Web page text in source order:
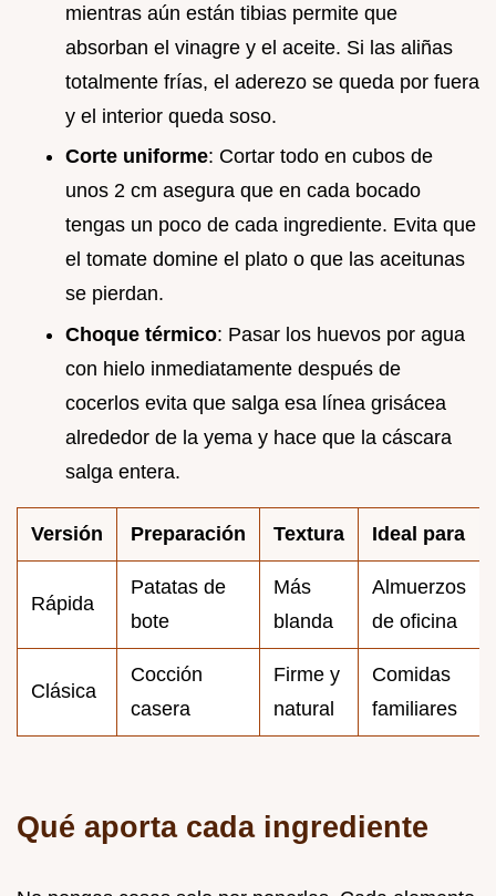
mientras aún están tibias permite que
absorban el vinagre y el aceite. Si las aliñas
totalmente frías, el aderezo se queda por fuera
y el interior queda soso.
Corte uniforme: Cortar todo en cubos de
unos 2 cm asegura que en cada bocado
tengas un poco de cada ingrediente. Evita que
el tomate domine el plato o que las aceitunas
se pierdan.
Choque térmico: Pasar los huevos por agua
con hielo inmediatamente después de
cocerlos evita que salga esa línea grisácea
alrededor de la yema y hace que la cáscara
salga entera.
Versión Preparación Textura Ideal para
Rápida
Patatas de
bote
Más
blanda
Almuerzos
de oficina
Clásica
Cocción
casera
Firme y
natural
Comidas
familiares
Qué aporta cada ingrediente